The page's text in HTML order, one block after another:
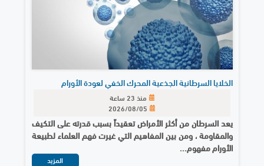
الخلايا السرطانية الجذعية المحرك الخفي لعودة الأورام
منذ 23 ساعة
يعد السرطان من أكثر الأمراض تعقيداً بسبب قدرته على التكيف
والمقاومة ، ومن بين المفاهيم التي غيرت فهم العلماء لطبيعة
الأورام مفهوم...
المزيد